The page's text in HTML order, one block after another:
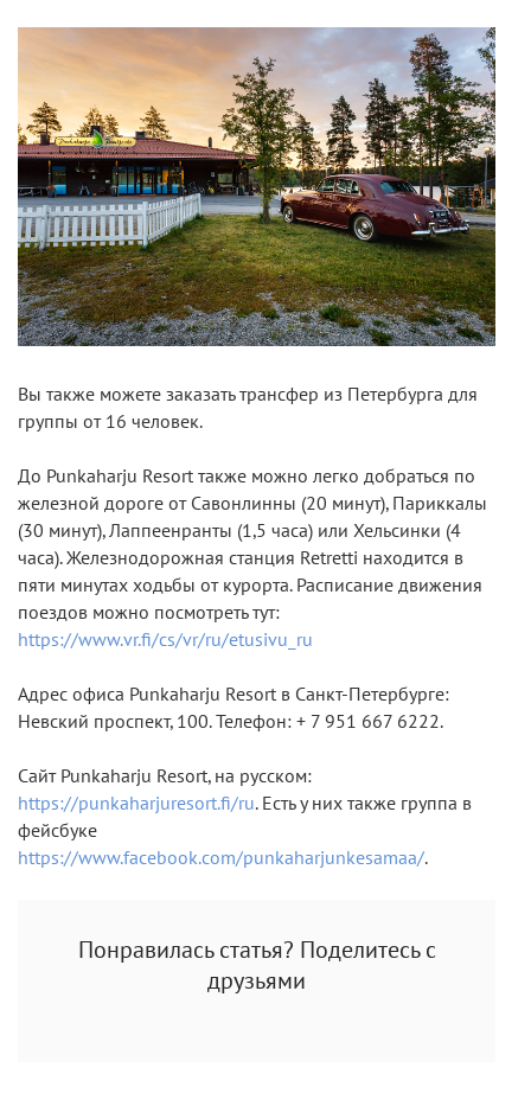
Вы также можете заказать трансфер из Петербурга для
группы от 16 человек.
До Punkaharju Resort также можно легко добраться по
железной дороге от Савонлинны (20 минут), Париккалы
(30 минут), Лаппеенранты (1,5 часа) или Хельсинки (4
часа). Железнодорожная станция Retretti находится в
пяти минутах ходьбы от курорта. Расписание движения
поездов можно посмотреть тут:
https://www.vr.fi/cs/vr/ru/etusivu_ru
Адрес офиса Punkaharju Resort в Санкт-Петербурге:
Невский проспект, 100. Телефон: + 7 951 667 6222.
Сайт Punkaharju Resort, на русском:
https://punkaharjuresort.fi/ru. Есть у них также группа в
фейсбуке
https://www.facebook.com/punkaharjunkesamaa/.
Понравилась статья? Поделитесь с
друзьями